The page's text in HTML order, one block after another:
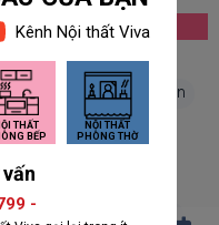
TÌM KIẾM
dán tường nhật bản
tường phòng khách
giấy dán tường bếp